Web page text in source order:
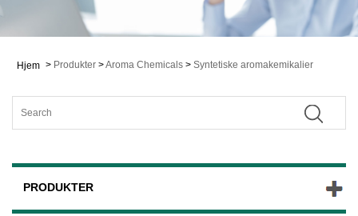
Hjem > Produkter >Aroma Chemicals > Syntetiske aromakemikalier
PRODUKTER